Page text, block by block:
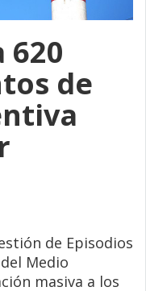
620
de
de Episodios
Medio
masiva a los